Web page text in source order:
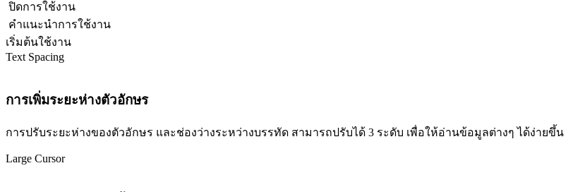
ปิดการใช้งาน
คำแนะนำการใช้งาน
เริ่มต้นใช้งาน
Text Spacing
การเพิ่มระยะห่างตัวอักษร
การปรับระยะห่างของตัวอักษร และช่องว่างระหว่างบรรทัด สามารถปรับได้ 3 ระดับ เพื่อให้อ่านข้อมูลต่างๆ ได้ง่ายขึ้น
Large Cursor